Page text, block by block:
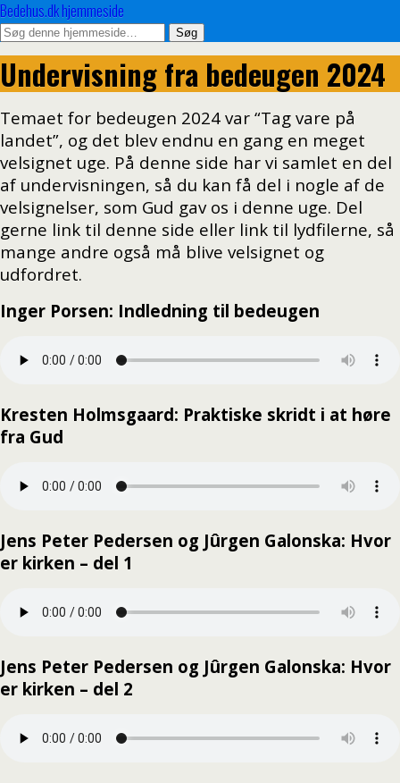
Bedehus.dk hjemmeside
Undervisning fra bedeugen 2024
Temaet for bedeugen 2024 var “Tag vare på
landet”, og det blev endnu en gang en meget
velsignet uge. På denne side har vi samlet en del
af undervisningen, så du kan få del i nogle af de
velsignelser, som Gud gav os i denne uge. Del
gerne link til denne side eller link til lydfilerne, så
mange andre også må blive velsignet og
udfordret.
Inger Porsen: Indledning til bedeugen
Kresten Holmsgaard: Praktiske skridt i at høre
fra Gud
Jens Peter Pedersen og Jûrgen Galonska: Hvor
er kirken – del 1
Jens Peter Pedersen og Jûrgen Galonska: Hvor
er kirken – del 2